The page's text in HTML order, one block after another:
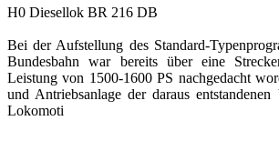
H0 Diesellok BR 216 DB
Bei der Aufstellung des Standard-
Bundesbahn war bereits über eine
Leistung von 1500-1600 PS nachgedacht
und Antriebsanlage der daraus
Lokomoti